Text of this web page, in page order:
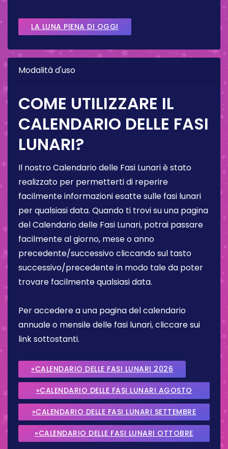
LA LUNA PIENA DI OGGI
Modalità d'uso
COME UTILIZZARE IL
CALENDARIO DELLE FASI
LUNARI?
Il nostro Calendario delle Fasi Lunari è stato
realizzato per permetterti di reperire
facilmente informazioni esatte sulle fasi lunari
per qualsiasi data. Quando ti trovi su una pagina
del Calendario delle Fasi Lunari, potrai passare
facilmente al giorno, mese o anno
precedente/successivo cliccando sul tasto
successivo/precedente in modo tale da poter
trovare facilmente qualsiasi data.
Per accedere a una pagina del calendario
annuale o mensile delle fasi lunari, cliccare sui
link sottostanti.
»CALENDARIO DELLE FASI LUNARI 2026
»CALENDARIO DELLE FASI LUNARI AGOSTO
2026
»CALENDARIO DELLE FASI LUNARI SETTEMBRE
2026
»CALENDARIO DELLE FASI LUNARI OTTOBRE